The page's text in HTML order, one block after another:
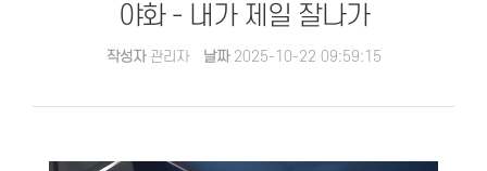
야화 - 내가 제일 잘나가
작성자관리자 날짜2025-10-22 09:59:15